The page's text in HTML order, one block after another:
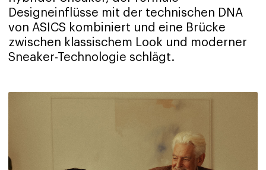
Designeinflüsse mit der technischen DNA
von ASICS kombiniert und eine Brücke
zwischen klassischem Look und moderner
Sneaker-Technologie schlägt.